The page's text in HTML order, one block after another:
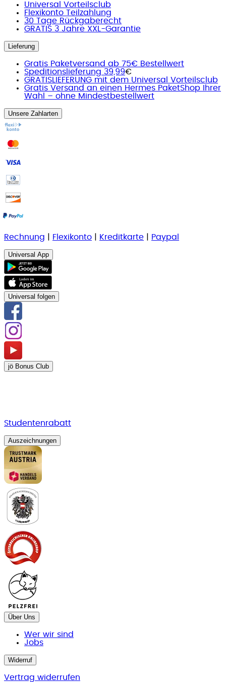
Universal Vorteilsclub
Flexikonto Teilzahlung
30 Tage Rückgaberecht
GRATIS 3 Jahre XXL-Garantie
Lieferung
Gratis Paketversand ab 75€ Bestellwert
Speditionslieferung 39,99€
GRATISLIEFERUNG mit dem Universal Vorteilsclub
Gratis Versand an einen Hermes PaketShop Ihrer
Wahl – ohne Mindestbestellwert
Unsere Zahlarten
Rechnung Flexikonto Kreditkarte Paypal
Universal App
Universal folgen
jö Bonus Club
Studentenrabatt
Auszeichnungen
Über Uns
Wer wir sind
Jobs
Widerruf
Vertrag widerrufen